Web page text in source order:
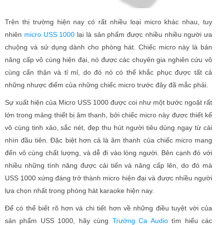
Trên thị trường hiện nay có rất nhiều loại micro khác nhau, tuy
nhiên micro USS 1000 lại là sản phẩm được nhiều nhiều người ưa
chuộng và sử dụng dành cho phòng hát. Chiếc micro này là bản
nâng cấp vô cùng hiện đại, nó được các chuyên gia nghiên cứu vô
cùng cẩn thận và tỉ mỉ, do đó nó có thể khắc phục được tất cả
những nhược điểm của những chiếc micro trước đây đã mắc phải.
Sự xuất hiện của Micro USS 1000 được coi như một bước ngoặt rất
lớn trong mảng thiết bị âm thanh, bởi chiếc micro này được thiết kế
vô cùng tinh xảo, sắc nét, đẹp thu hút người tiêu dùng ngay từ cái
nhìn đầu tiên. Đặc biệt hơn cả là âm thanh của chiếc micro mang
đến vô cùng chất lượng, và dễ đi vào lòng người. Bên cạnh đó với
nhiều những tính năng được cải tiến và nâng cấp lên, do đó mà
USS 1000 xứng đáng trở thành micro hiện đại và được nhiều người
lựa chọn nhất trong phòng hát karaoke hiện nay.
Để có thể biết rõ hơn và chi tiết hơn về những điều tuyệt vời của
sản phẩm USS 1000, hãy cùng Trường Ca Audiotìm hiểu các